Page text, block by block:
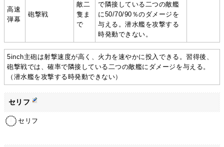
高速
弾幕
砲撃戦
敵二
隻ま
で
で隣接している二つの敵艦
に50/70/90％のダメージを
与える。潜水艦を攻撃する
時発動できない。
5inch主砲は射撃速度が高く、火力を速やかに投入できる。習得後、
砲撃戦では、確率で隣接している二つの敵艦にダメージを与える。
（潜水艦を攻撃する時発動できない）
セリフ
セリフ